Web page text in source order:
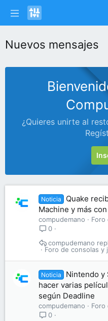
Nuevos mensajes
¿Quieres unirte al
Noticia
Quake
Machine y más
compudemano
Foro
0
Foro de consolas y
compudemano
Noticia
Nintendo y
hacer varias
según Deadline
compudemano
Foro
0